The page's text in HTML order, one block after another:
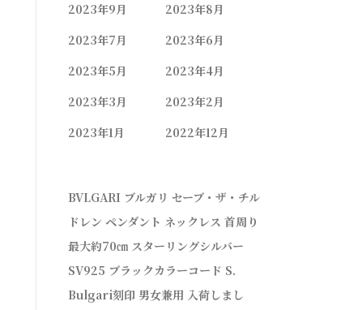
2023年9月
2023年8月
2023年7月
2023年6月
2023年5月
2023年4月
2023年3月
2023年2月
2023年1月
2022年12月
BVLGARI ブルガリ セーブ・ザ・チル
ドレン ペンダント ネックレス 首周り
最大約70㎝ スターリングシルバー
SV925 ブラックカラーコード S.
Bulgari刻印 男女兼用 入荷しまし